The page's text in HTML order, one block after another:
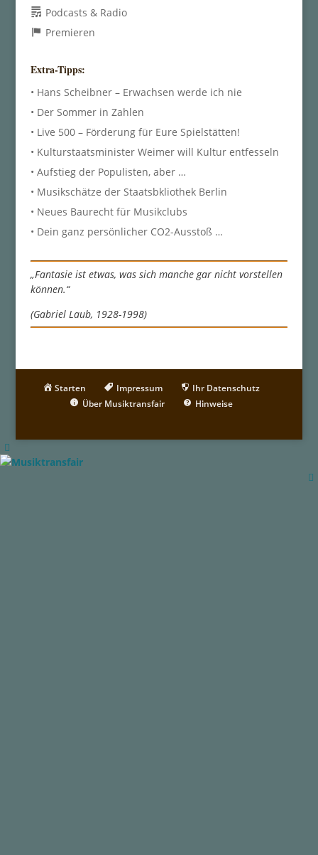
Podcasts & Radio
Premieren
Extra-Tipps:
• Hans Scheibner – Erwachsen werde ich nie
• Der Sommer in Zahlen
• Live 500 – Förderung für Eure Spielstätten!
• Kulturstaatsminister Weimer will Kultur entfesseln
• Aufstieg der Populisten, aber …
• Musikschätze der Staatsbkliothek Berlin
• Neues Baurecht für Musikclubs
• Dein ganz persönlicher CO2-Ausstoß …
„Fantasie ist etwas, was sich manche gar nicht vorstellen
können.“
(Gabriel Laub, 1928-1998)
Starten Impressum
Ihr Datenschutz
Über Musiktransfair
Hinweise